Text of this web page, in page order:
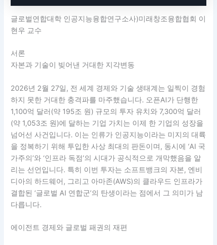
글로벌연합대학 인공지능융합연구소사)미래창조융합협회 이
현우 교수
서론
자본과 기술이 빚어낸 거대한 지각변동
2026년 2월 27일, 전 세계 경제와 기술 생태계는 일찍이 경험
하지 못한 거대한 충격파를 마주했습니다. 오픈AI가 단행한
1,100억 달러(약 195조 원) 규모의 투자 유치와 7,300억 달러
(약 1,053조 원)에 달하는 기업 가치는 이제 한 기업의 성장을
넘어선 사건입니다. 이는 인류가 인공지능이라는 미지의 대륙
을 정복하기 위해 투입한 사상 최대의 판돈이며, 동시에 ‘AI 국
가주의’와 ‘인프라 독점’의 시대가 공식적으로 개막했음을 알
리는 선언입니다. 특히 이번 투자는 소프트뱅크의 자본, 엔비
디아의 하드웨어, 그리고 아마존(AWS)의 클라우드 인프라가
결합된 ‘글로벌 AI 연합군’의 탄생이라는 점에서 그 의미가 남
다릅니다.
에이전트 경제와 글로벌 패권의 재편